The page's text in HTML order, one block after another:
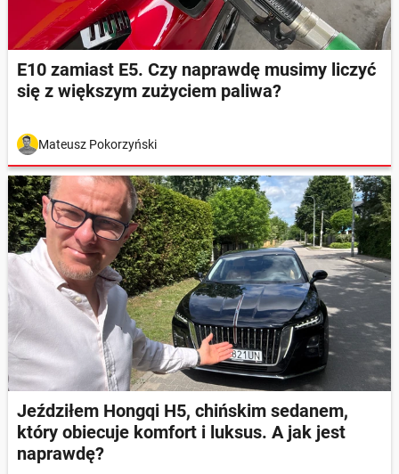
E10 zamiast E5. Czy naprawdę musimy liczyć
się z większym zużyciem paliwa?
Mateusz Pokorzyński
Jeździłem Hongqi H5, chińskim sedanem,
który obiecuje komfort i luksus. A jak jest
naprawdę?